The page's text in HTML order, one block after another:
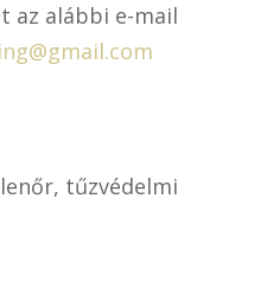
az alábbi e-mail
tűzvédelmi